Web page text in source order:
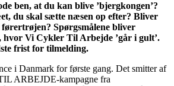
ben, at du kan blive ’bjergkongen’?
du skal sætte næsen op efter? Bliver
Spørgsmålene bliver
hvor Vi Cykler Til Arbejde ’går i gult’.
frist for tilmelding.
i Danmark for første gang. Det smitter af
ARBEJDE-kampagne fra